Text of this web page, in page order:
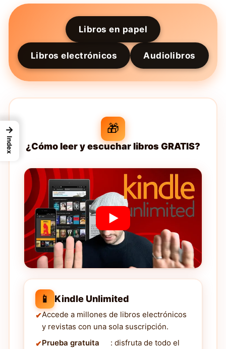
Libros en papel
Libros electrónicos Audiolibros
🎁
¿Cómo leer y escuchar libros GRATIS?
📱 Kindle Unlimited
Accede a millones de libros electrónicos
y revistas con una sola suscripción.
Prueba gratuita
: disfruta de todo el
→
Index